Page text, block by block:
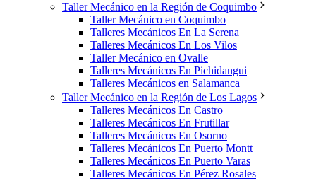
Taller Mecánico en la Región de Coquimbo
Taller Mecánico en Coquimbo
Talleres Mecánicos En La Serena
Talleres Mecánicos En Los Vilos
Taller Mecánico en Ovalle
Talleres Mecánicos En Pichidangui
Talleres Mecánicos en Salamanca
Taller Mecánico en la Región de Los Lagos
Talleres Mecánicos En Castro
Talleres Mecánicos En Frutillar
Talleres Mecánicos En Osorno
Talleres Mecánicos En Puerto Montt
Talleres Mecánicos En Puerto Varas
Talleres Mecánicos En Pérez Rosales